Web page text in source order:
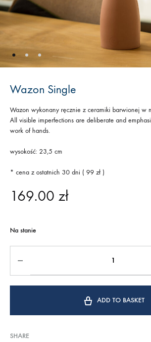
Wazon Single
Wazon wykonany ręcznie z ceramiki barwionej w
All visible imperfections are deliberate and
work of hands.
wysokość: 23,5 cm
* cena z ostatnich 30 dni ( 99 zł )
169.00 zł
Na stanie
ADD TO BASKET
SHARE